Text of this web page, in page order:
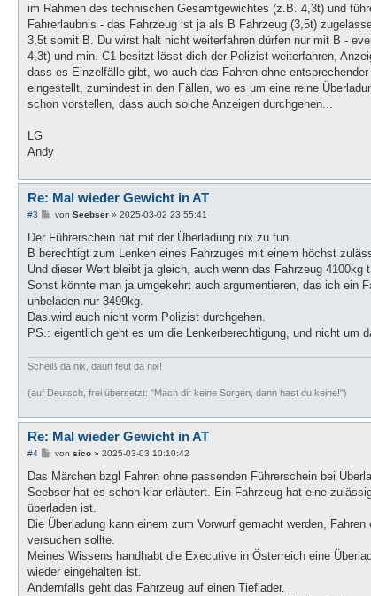
im Rahmen des technischen Gesamtgewichtes (z.B. 4,3t) und
Fahrerlaubnis - das Fahrzeug ist ja als B Fahrzeug (3,5t)
3,5t somit B. Du wirst halt nicht weiterfahren dürfen nur mit B -
4,3t) und min. C1 besitzt lässt dich der Polizist weiterfahren,
dass es Einzelfälle gibt, wo auch das Fahren ohne
eingestellt, zumindest in den Fällen, wo es um eine reine
schon vorstellen, dass auch solche Anzeigen durchgehen...
LG
Andy
Re: Mal wieder Gewicht in AT
#3
B
i
r
a
von Seebser» 2025-03-02 23:55:41
Der Führerschein hat mit der Überladung nix zu tun.
B berechtigt zum Lenken eines Fahrzuges mit einem höchst
Und dieser Wert bleibt ja gleich, auch wenn das Fahrzeug 4100kg
Sonst könnte man ja umgekehrt auch argumentieren, das ich ein
unbeladen nur 3499kg.
Das.wird auch nicht vorm Polizist durchgehen.
PS.: eigentlich geht es um die Lenkerberechtigung, und nicht um
Scheiß da nix, daun feut da nix!
(auf Deutsch, frei übersetzt: "Mach dir keine Sorgen, dann hast du keine!")
Re: Mal wieder Gewicht in AT
#4
B
i
r
a
g
von sico» 2025-03-03 10:10:42
Das Märchen bzgl Fahren ohne passenden Führerschein bei
Seebser hat es schon klar erläutert. Ein Fahrzeug hat eine
überladen ist.
Die Überladung kann einem zum Vorwurf gemacht werden,
versuchen sollte.
Meines Wissens handhabt die Executive in Österreich eine
wieder eingehalten ist.
Andernfalls geht das Fahrzeug auf einen Tieflader.